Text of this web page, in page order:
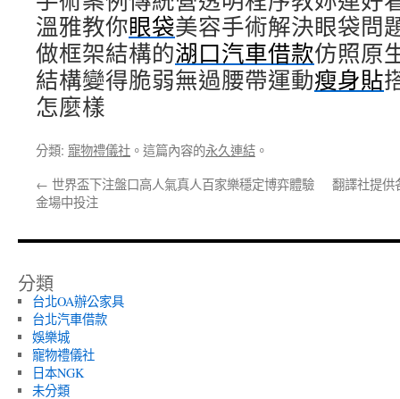
溫雅教你眼袋美容手術解決眼袋問
做框架結構的湖口汽車借款仿照原
結構變得脆弱無過腰帶運動瘦身貼
怎麼樣
分類: 寵物禮儀社 。這篇內容的永久連結 。
← 世界盃下注盤口高人氣真人百家樂穩定博弈體驗
金場中投注
翻譯社提供
分類
台北OA辦公家具
台北汽車借款
娛樂城
寵物禮儀社
日本NGK
未分類